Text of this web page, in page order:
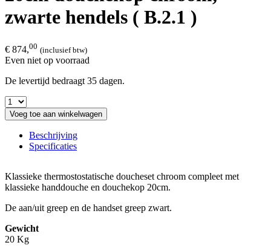
zwarte hendels ( B.2.1 )
€ 874,00 (inclusief btw)
Even niet op voorraad
De levertijd bedraagt 35 dagen.
Voeg toe aan winkelwagen
Beschrijving
Specificaties
Klassieke thermostostatische doucheset chroom compleet met
klassieke handdouche en douchekop 20cm.
De aan/uit greep en de handset greep zwart.
Gewicht
20 Kg